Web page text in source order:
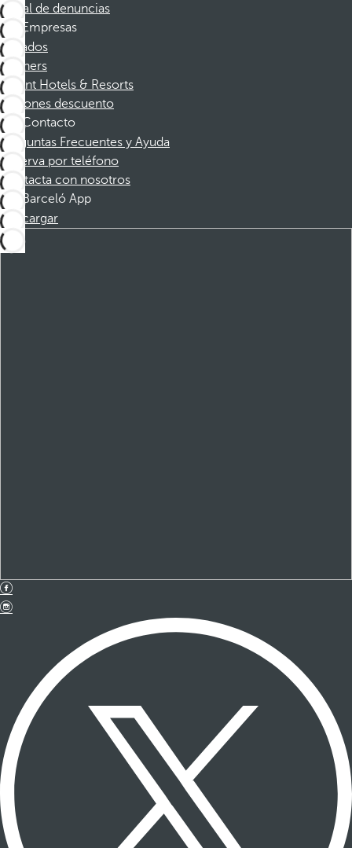
Canal de denuncias
Empresas
Afiliados
Partners
Dorint Hotels & Resorts
Cupones descuento
Contacto
Preguntas Frecuentes y Ayuda
Reserva por teléfono
Contacta con nosotros
Barceló App
Descargar